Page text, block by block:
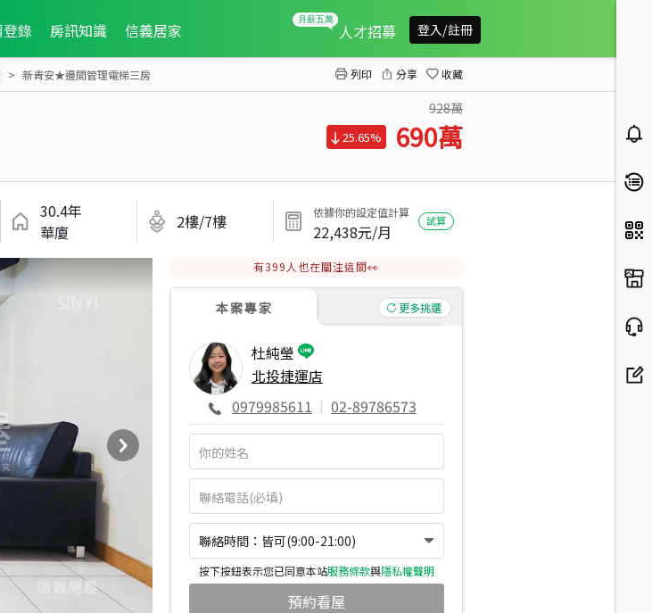
錄 房訊知識 信義居家 人才招募 登入/註冊
新青安★邊間管理電梯三房 列印 分享 收藏
928萬
25.65% 690萬
30.4年
華廈
2樓/7樓 依據你的設定值計算
22,438元/月
試算
有399 人也在關注這間👀
本案專家 更多挑選
杜純瑩
北投捷運店
0979985611 | 02-89786573
聯絡時間：皆可(9:00-21:00)
按下按鈕表示您已同意本站服務條款與隱私權聲明
預約看屋